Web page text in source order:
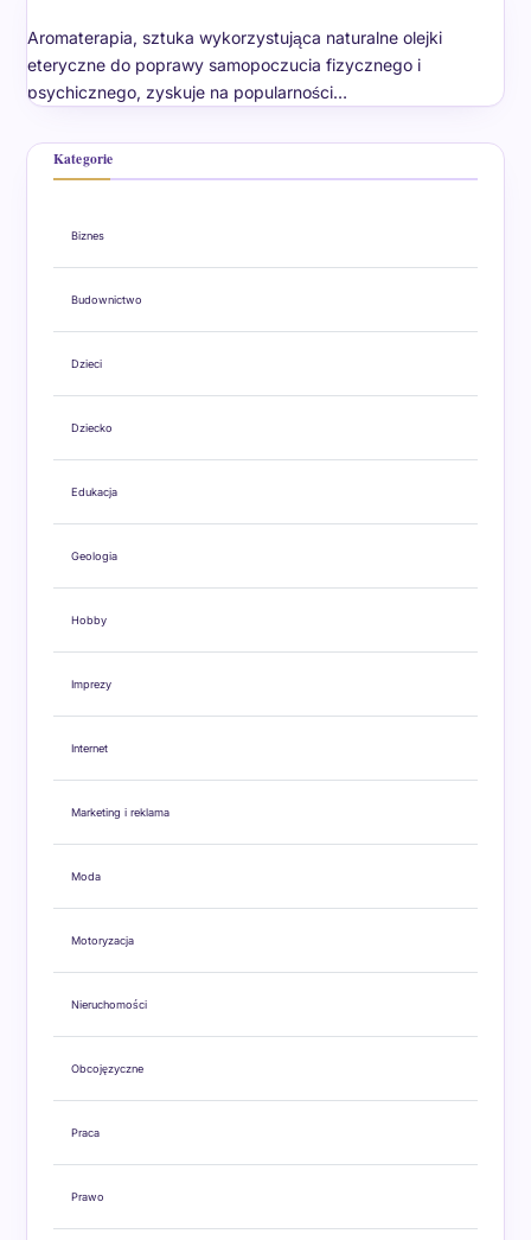
Aromaterapia, sztuka wykorzystująca naturalne olejki
eteryczne do poprawy samopoczucia fizycznego i
psychicznego, zyskuje na popularności…
Kategorie
Biznes
Budownictwo
Dzieci
Dziecko
Edukacja
Geologia
Hobby
Imprezy
Internet
Marketing i reklama
Moda
Motoryzacja
Nieruchomości
Obcojęzyczne
Praca
Prawo